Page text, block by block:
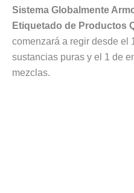
Sistema Globalmente
Etiquetado de Productos
comenzará a regir desde el
sustancias puras y el 1 de
mezclas.